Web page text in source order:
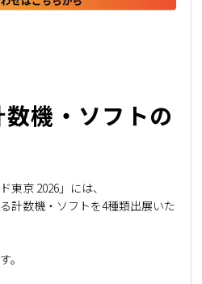
機・ソフトの
東京 2026」には、
計数機・ソフトを4種類出展いた
。